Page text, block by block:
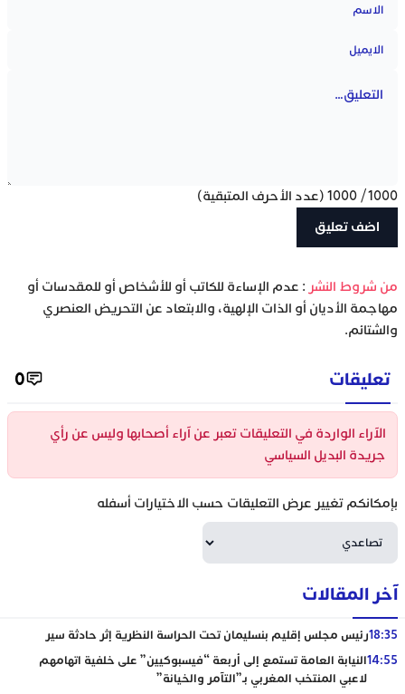
1000
/
1000 (عدد الأحرف المتبقية)
‫من شروط النشر : عدم الإساءة للكاتب أو للأشخاص أو للمقدسات أو
مهاجمة الأديان أو الذات الإلهية، والابتعاد عن التحريض العنصري
والشتائم.
تعليقات 0
الآراء الواردة في التعليقات تعبر عن آراء أصحابها وليس عن رأي
جريدة البديل السياسي
بإمكانكم تغيير عرض التعليقات حسب الاختيارات أسفله
آخر المقالات
18:35رئيس مجلس إقليم بنسليمان تحت الحراسة النظرية إثر حادثة سير
14:55النيابة العامة تستمع إلى أربعة “فيسبوكيين” على خلفية اتهامهم
لاعبي المنتخب المغربي بـ”التآمر والخيانة”